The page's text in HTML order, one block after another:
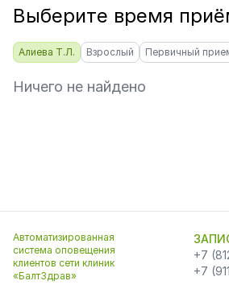
Выберите время
Алиева Т.Л. Взрослый Первичный
Ничего не найдено
Автоматизированная
система оповещения
клиентов сети клиник
«БалтЗдрав»
+7
+7